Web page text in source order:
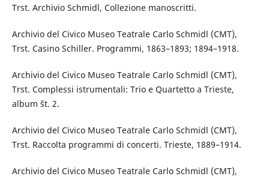
Trst. Archivio Schmidl, Collezione manoscritti.
Archivio del Civico Museo Teatrale Carlo Schmidl (CMT),
Trst. Casino Schiller. Programmi, 1863–1893; 1894–1918.
Archivio del Civico Museo Teatrale Carlo Schmidl (CMT),
Trst. Complessi istrumentali: Trio e Quartetto a Trieste,
album št. 2.
Archivio del Civico Museo Teatrale Carlo Schmidl (CMT),
Trst. Raccolta programmi di concerti. Trieste, 1889–1914.
Archivio del Civico Museo Teatrale Carlo Schmidl (CMT),